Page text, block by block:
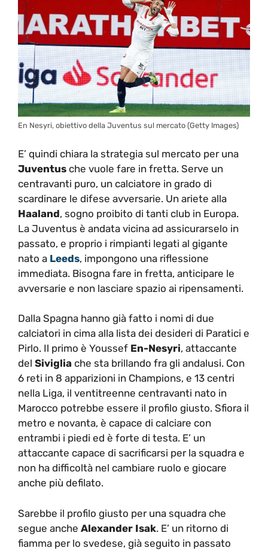
En Nesyri, obiettivo della Juventus sul mercato (Getty Images)
E’ quindi chiara la strategia sul mercato per una
Juventus che vuole fare in fretta. Serve un
centravanti puro, un calciatore in grado di
scardinare le difese avversarie. Un ariete alla
Haaland, sogno proibito di tanti club in Europa.
La Juventus è andata vicina ad assicurarselo in
passato, e proprio i rimpianti legati al gigante
nato a Leeds, impongono una riflessione
immediata. Bisogna fare in fretta, anticipare le
avversarie e non lasciare spazio ai ripensamenti.
Dalla Spagna hanno già fatto i nomi di due
calciatori in cima alla lista dei desideri di Paratici e
Pirlo. Il primo è Youssef En-Nesyri, attaccante
del Siviglia che sta brillando fra gli andalusi. Con
6 reti in 8 apparizioni in Champions, e 13 centri
nella Liga, il ventitreenne centravanti nato in
Marocco potrebbe essere il profilo giusto. Sfiora il
metro e novanta, è capace di calciare con
entrambi i piedi ed è forte di testa. E’ un
attaccante capace di sacrificarsi per la squadra e
non ha difficoltà nel cambiare ruolo e giocare
anche più defilato.
Sarebbe il profilo giusto per una squadra che
segue anche Alexander Isak. E’ un ritorno di
fiamma per lo svedese, già seguito in passato